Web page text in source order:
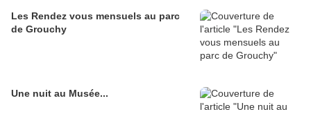
Les Rendez vous mensuels au parc
de Grouchy
Une nuit au Musée...